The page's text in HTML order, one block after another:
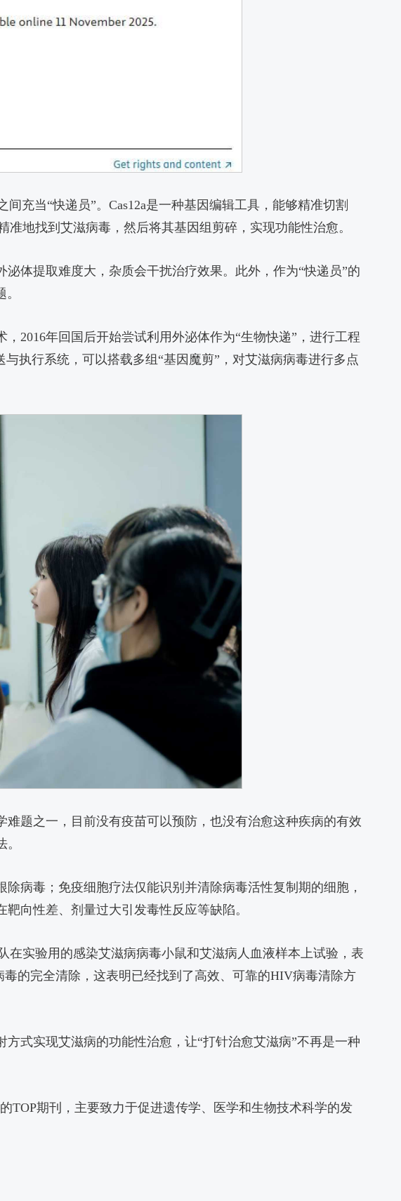
充当“快递员”。Cas12a是一种基因编辑工具，能够精准切割
准地找到艾滋病毒，然后将其基因组剪碎，实现功能性治愈。
体提取难度大，杂质会干扰治疗效果。此外，作为“快递员”的
2016年回国后开始尝试利用外泌体作为“生物快递”，进行工程
执行系统，可以搭载多组“基因魔剪”，对艾滋病病毒进行多点
题之一，目前没有疫苗可以预防，也没有治愈这种疾病的有效
病毒；免疫细胞疗法仅能识别并清除病毒活性复制期的细胞，
向性差、剂量过大引发毒性反应等缺陷。
在实验用的感染艾滋病病毒小鼠和艾滋病人血液样本上试验，表
的完全清除，这表明已经找到了高效、可靠的HIV病毒清除方
式实现艾滋病的功能性治愈，让“打针治愈艾滋病”不再是一种
TOP期刊，主要致力于促进遗传学、医学和生物技术科学的发